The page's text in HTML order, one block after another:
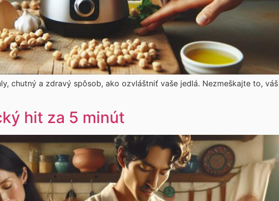
chutný a zdravý spôsob, ako ozvláštniť vaše jedlá. Nezmeškajte to,
hit za 5 minút